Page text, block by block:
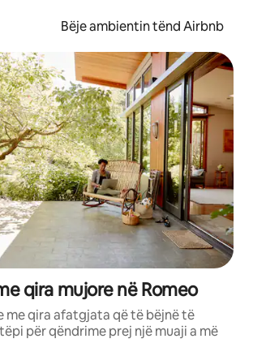
Bëje ambientin tënd Airbnb
qira mujore në Romeo
me qira afatgjata që të bëjnë të
për qëndrime prej një muaji a më